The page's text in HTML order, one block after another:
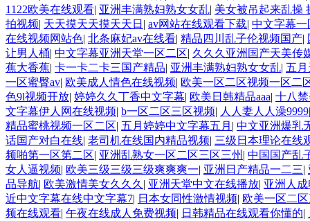
1122欧美在线观看| 亚洲丰满熟妇熟女女乱| 美女被吊起来乱操
拍视频| 天天摸天天摸天天日 | av网站在线观看下载| 中文字幕
在线视频网站色| 北条麻妃av在线看| 精品四川乱子伦视频国产|
让男人桶| 中文字幕亚洲天堂一区二区| 久久久亚洲国产天美传
蕉大香蕉| 卡一卡二卡三国产精品| 亚洲丰满熟妇熟女女乱| 五
一区蜜臀av| 欧美成人情色在线视频| 欧美一区二区视频一区二
色9l视频开放| 婷婷久久丁香中文字幕| 欧美日韩精品aaa| 十八
文字幕伊人网在线视频| b一区二区三区视频| 人人妻人人澡9999
精品蜜桃视频一区二区| 五月婷婷中文字幕五月 | 中文亚洲爆乳
话国产对白在线| 老司机在线国内精品视频| 三级日本理论在线
频啪第一区第二区| 亚洲乱熟女一区二区三区三州 | 中国国产乱
女人逼视频| 欧美三级三级三级爽爽爽一| 亚洲日产精品一二三|
品导航| 欧美激情美女久久久 | 亚洲天堂中文在线播放| 亚洲人
近中文字幕在线中文字幕7| 日本女同性激情视频| 欧美一区二
频在线观看| 午夜在线成人免费视频| 日韩精品在线观看你懂的|